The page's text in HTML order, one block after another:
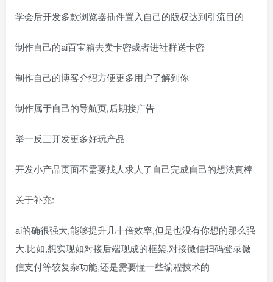
学会后开发多款浏览器插件置入自己的版权达到引流目的
制作自己的ai百宝箱去卖卡密或者进社群送卡密
制作自己的博客介绍方便更多用户了解到你
制作属于自己的导航页,后期接广告
举一反三开发更多好玩产品
开发小产品页面不需要找人求人了自己完成自己的想法真棒
关于补充:
ai的确很强大,能够提升几十倍效率,但是也没有你想的那么强
大,比如,想实现如对接后端现成的框架,对接微信扫码登录微
信支付等较复杂功能,还是需要懂一些编程技术的